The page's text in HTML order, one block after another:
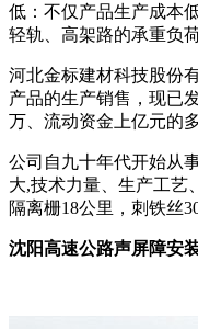
低：不仅产品生产成本
轻轨、高架路的承重负
河北金标建材科技股份
产品的生产销售，现已
万、流动资金上亿元的
公司自九十年代开始从
大,技术力量、生产工艺
隔离栅18公里，刺铁丝
沈阳高速公路声屏障安